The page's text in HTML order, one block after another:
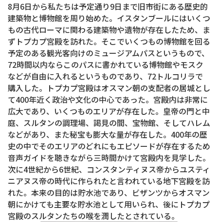
8月6日から私たちは予定通り9日まで旧市街にある歴史的
建築物と博物館を周り始めた。イスタンブールにはいくつ
もの古代ローマに関わる建築物や遺物が存在したため、ま
ずトプカプ宮殿を訪れた。そこでいくつもの博物館を回る
予定のある観光客向けのミュージアムパスというもので、
72時間以内ならこのパスに書かれている博物館やモスク
などが自由に入れるというものであり、72トルコリラで
購入した。トプカプ宮殿はオスマン朝の支配者の居城とし
て400年近く政治や文化の中心であった。宮殿内は非常に
広大であり、いくつものエリアが存在した。皇帝の門と中
庭、スルタンの調理場、謁見の間、宝物館、そしてハレム
などがあり、また秘宝も膨大な量が存在した。400年の歴
史の中でそのエリアのどれにもエピソードが存在するため
音声ガイドを聴きながら三時間かけて宮殿内を見学した。
次に4世紀から6世紀、コンスタンティヌス帝からユスティ
ニアヌス帝の時代に作られたと言われている地下宮殿を訪
れた。本来の目的は貯水池であり、ビザンツからオスマン
朝にかけても主要な貯水池として用いられ、後にトプカプ
宮殿のスルタンたちの喉を潤したとされている。